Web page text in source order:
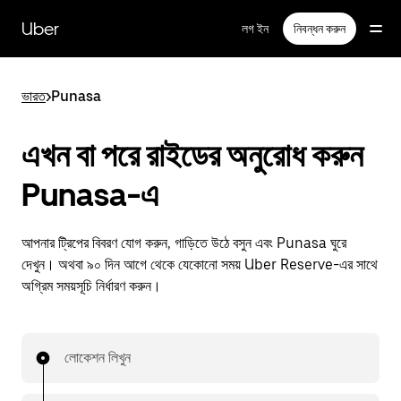
প্রধান
বিষয়সূচিতে
Uber লগ ইন নিবন্ধন করুন
ভারত>Punasa
এখন বা পরে রাইডের অনুরোধ করুন
Punasa-এ
আপনার ট্রিপের বিবরণ যোগ করুন, গাড়িতে উঠে বসুন এবং Punasa ঘুরে
দেখুন। অথবা ৯০ দিন আগে থেকে যেকোনো সময় Uber Reserve-এর সাথে
অগ্রিম সময়সূচি নির্ধারণ করুন।
লোকেশন লিখুন